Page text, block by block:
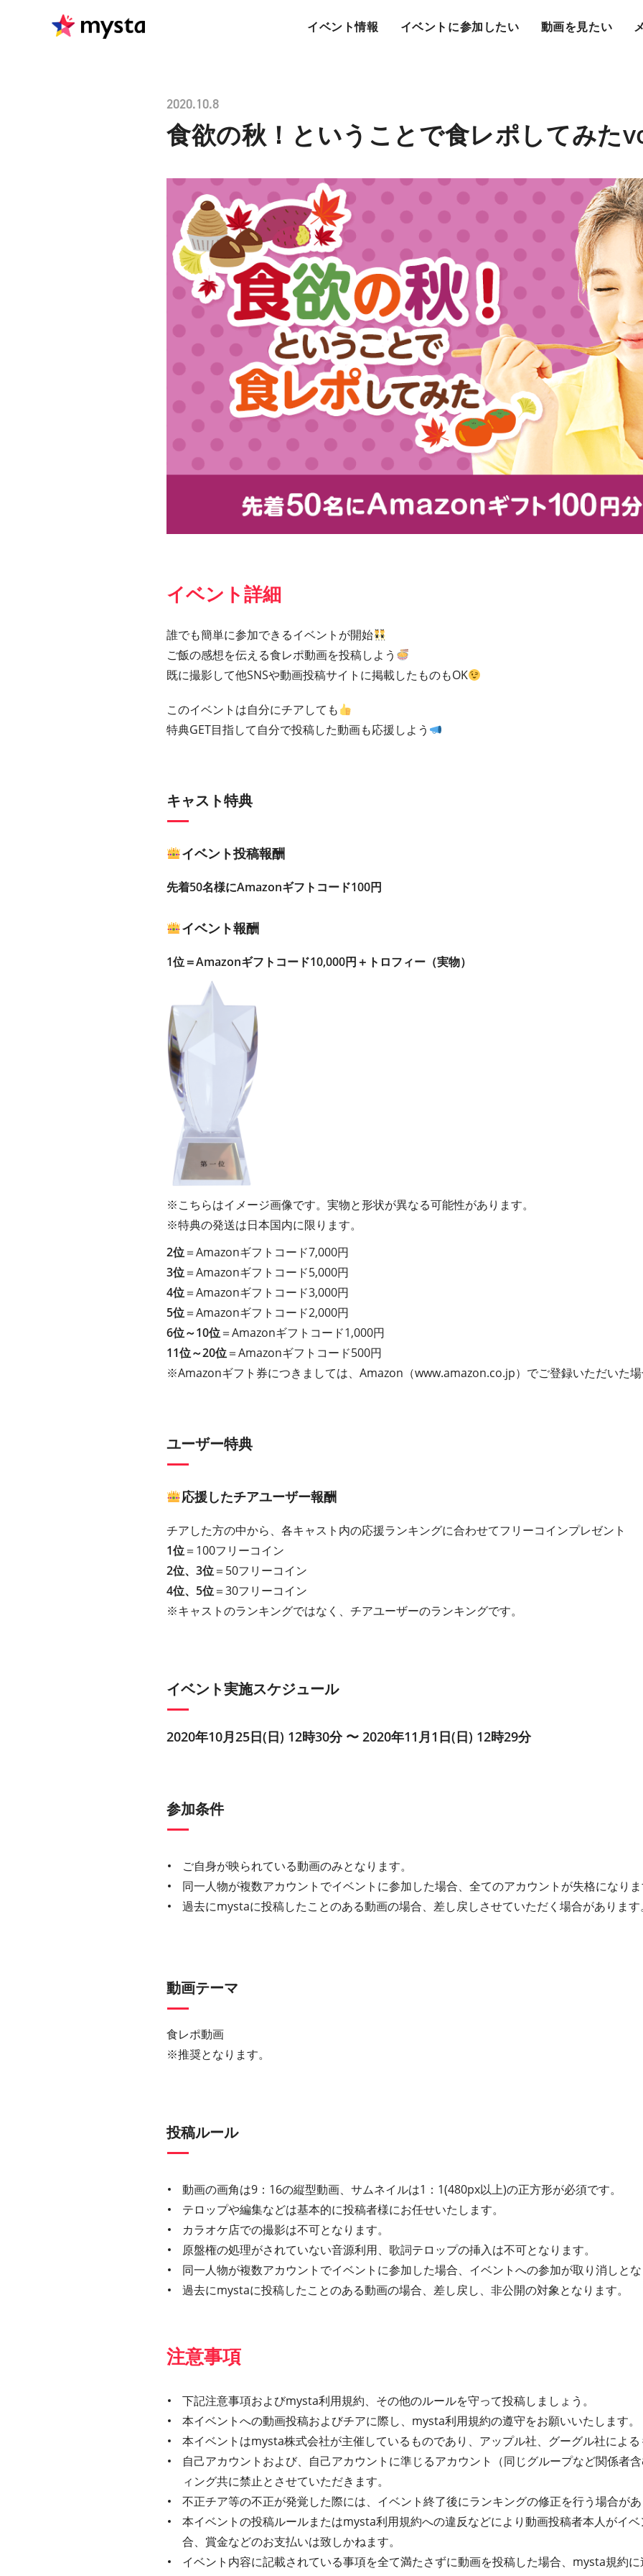
イベント情報 イベントに参加したい 動画を見たい
2020.10.8
食欲の秋！ということで食レポしてみた
イベント詳細
誰でも簡単に参加できるイベントが開始
ご飯の感想を伝える食レポ動画を投稿しよう
既に撮影して他SNSや動画投稿サイトに掲載したものもOK
このイベントは自分にチアしても
特典GET目指して自分で投稿した動画も応援しよう
キャスト特典
イベント投稿報酬
先着50名様にAmazonギフトコード100円
イベント報酬
1位＝Amazonギフトコード10,000円＋トロフィー（実物）
※こちらはイメージ画像です。実物と形状が異なる可能性があります。
※特典の発送は日本国内に限ります。
2位＝Amazonギフトコード7,000円
3位＝Amazonギフトコード5,000円
4位＝Amazonギフトコード3,000円
5位＝Amazonギフトコード2,000円
6位～10位＝Amazonギフトコード1,000円
11位～20位＝Amazonギフトコード500円
※Amazonギフト券につきましては、Amazon（www.amazon.co.jp）でご登録いただいた
ユーザー特典
応援したチアユーザー報酬
チアした方の中から、各キャスト内の応援ランキングに合わせてフリーコインプレゼント
1位＝100フリーコイン
2位、3位＝50フリーコイン
4位、5位＝30フリーコイン
※キャストのランキングではなく、チアユーザーのランキングです。
イベント実施スケジュール
2020年10月25日(日) 12時30分 〜 2020年11月1日(日) 12時29分
参加条件
ご自身が映られている動画のみとなります。
同一人物が複数アカウントでイベントに参加した場合、全てのアカウントが失格になり
過去にmystaに投稿したことのある動画の場合、差し戻しさせていただく場合があります
動画テーマ
食レポ動画
※推奨となります。
投稿ルール
動画の画角は9：16の縦型動画、サムネイルは1：1(480px以上)の正方形が必須です。
テロップや編集などは基本的に投稿者様にお任せいたします。
カラオケ店での撮影は不可となります。
原盤権の処理がされていない音源利用、歌詞テロップの挿入は不可となります。
同一人物が複数アカウントでイベントに参加した場合、イベントへの参加が取り消しと
過去にmystaに投稿したことのある動画の場合、差し戻し、非公開の対象となります。
注意事項
下記注意事項およびmysta利用規約、その他のルールを守って投稿しましょう。
本イベントへの動画投稿およびチアに際し、mysta利用規約の遵守をお願いいたします。
本イベントはmysta株式会社が主催しているものであり、アップル社、グーグル社によ
自己アカウントおよび、自己アカウントに準じるアカウント（同じグループなど関係者
ィング共に禁止とさせていただきます。
不正チア等の不正が発覚した際には、イベント終了後にランキングの修正を行う場合が
本イベントの投稿ルールまたはmysta利用規約への違反などにより動画投稿者本人がイ
合、賞金などのお支払いは致しかねます。
イベント内容に記載されている事項を全て満たさずに動画を投稿した場合、mysta規約